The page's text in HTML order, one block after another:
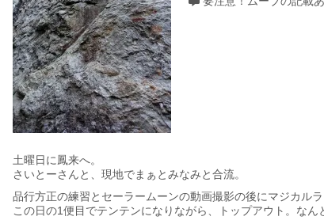
土曜日に鳳来へ。
さいとーさんと、現地でまぁとみなみと合流。
品行方正の練習とセーラームーンの動画撮影の後にマジカルラ
この日の1便目でテンテンになりながら、トップアウト。なん